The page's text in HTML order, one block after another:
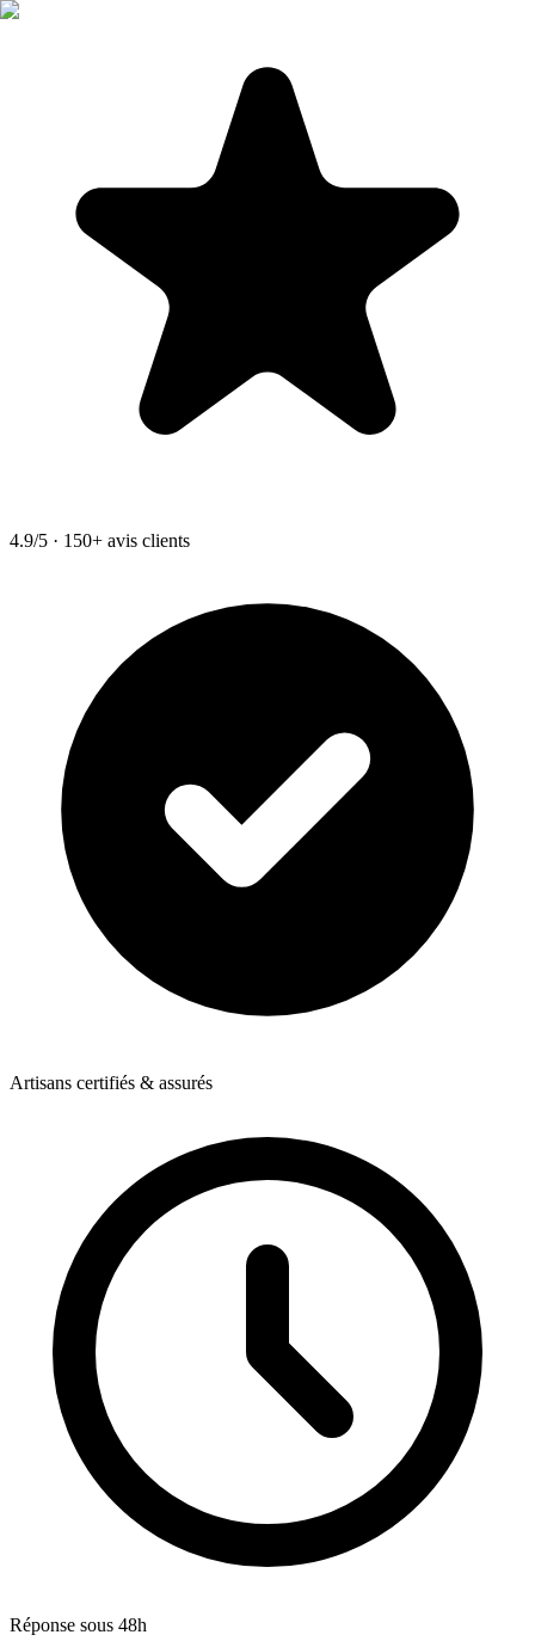
4.9/5 · 150+ avis clients
Artisans certifiés & assurés
Réponse sous 48h